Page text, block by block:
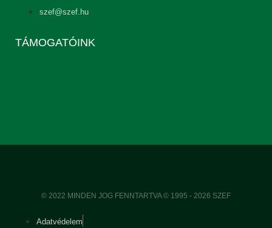
szef@szef.hu
TÁMOGATÓINK
© 2022 MINDEN JOG FENNTARTVA © 1995 - 2026 SZEF
Adatvédelem